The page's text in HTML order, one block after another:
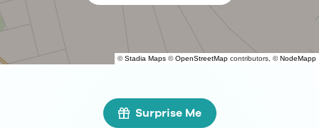
©Stadia Maps ©OpenStreetMap contributors, ©NodeMapp
Surprise Me